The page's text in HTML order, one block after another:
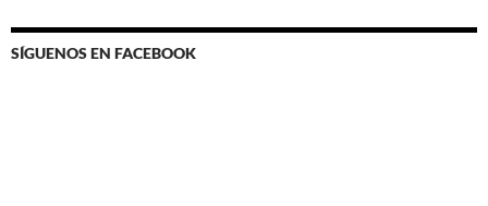
SÍGUENOS EN FACEBOOK